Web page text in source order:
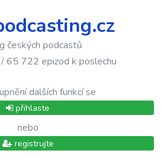
českých podcastů
65 722 epizod k poslechu
dalších funkcí se
přihlaste
nebo
registrujte